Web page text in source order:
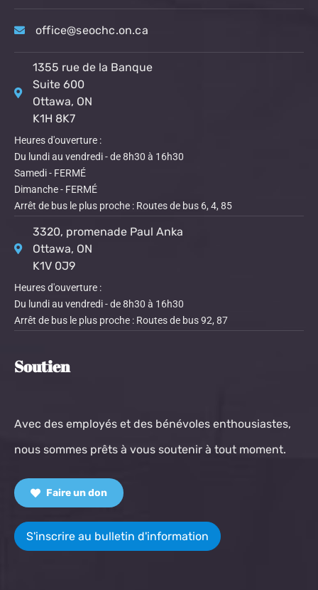
office@seochc.on.ca
1355 rue de la Banque
Suite 600
Ottawa, ON
K1H 8K7
Heures d'ouverture :
Du lundi au vendredi - de 8h30 à 16h30
Samedi - FERMÉ
Dimanche - FERMÉ
Arrêt de bus le plus proche : Routes de bus 6, 4, 85
3320, promenade Paul Anka
Ottawa, ON
K1V 0J9
Heures d'ouverture :
Du lundi au vendredi - de 8h30 à 16h30
Arrêt de bus le plus proche : Routes de bus 92, 87
Soutien
Avec des employés et des bénévoles enthousiastes,
nous sommes prêts à vous soutenir à tout moment.
Faire un don
S'inscrire au bulletin d'information